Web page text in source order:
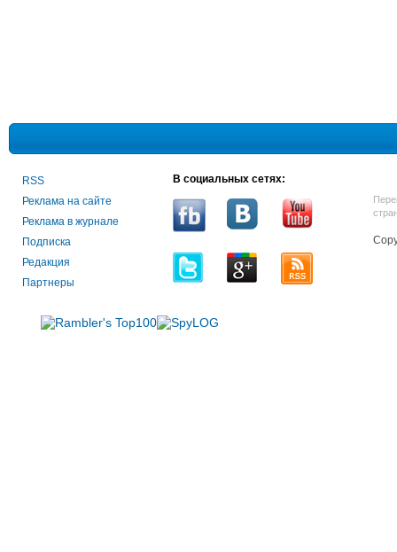
RSS
Реклама на сайте
Реклама в журнале
Подписка
Редакция
Партнеры
В социальных сетях: